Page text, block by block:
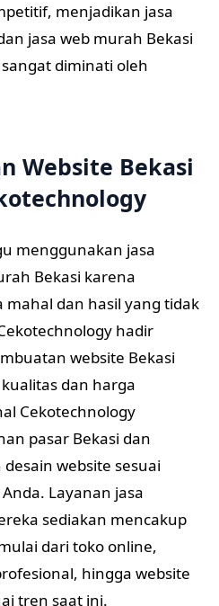
menjadikan jasa
jasa web murah Bekasi
diminati oleh
Website Bekasi
menggunakan jasa
Bekasi karena
dan hasil yang tidak
hadir
website Bekasi
dan harga
Cekotechnology
pasar Bekasi dan
website sesuai
Layanan jasa
sediakan mencakup
dari toko online,
hingga website
tren saat ini.